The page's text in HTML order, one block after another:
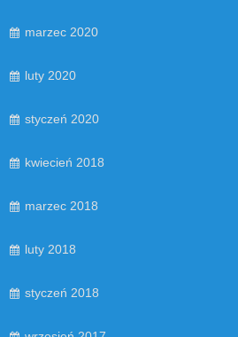
marzec 2020
luty 2020
styczeń 2020
kwiecień 2018
marzec 2018
luty 2018
styczeń 2018